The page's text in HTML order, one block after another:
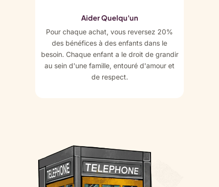
Aider Quelqu'un
Pour chaque achat, vous reversez 20%
des bénéfices à des enfants dans le
besoin. Chaque enfant a le droit de grandir
au sein d'une famille, entouré d'amour et
de respect.